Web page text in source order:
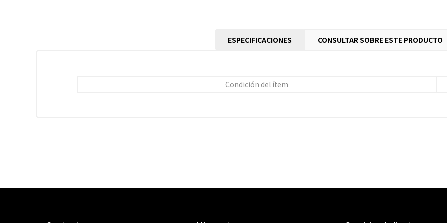
ESPECIFICACIONES CONSULTAR SOBRE ESTE PRODUCTO
Condición del ítem